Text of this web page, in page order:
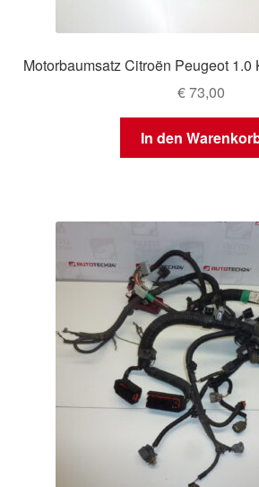
Motorbaumsatz Citroën Peugeot
€73,00
In den